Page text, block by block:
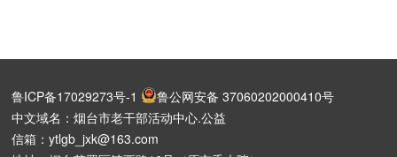
鲁ICP备17029273号-1
鲁公网安备 37060202000410号
中文域名：烟台市老干部活动中心.公益
信箱：ytlgb_jxk@163.com